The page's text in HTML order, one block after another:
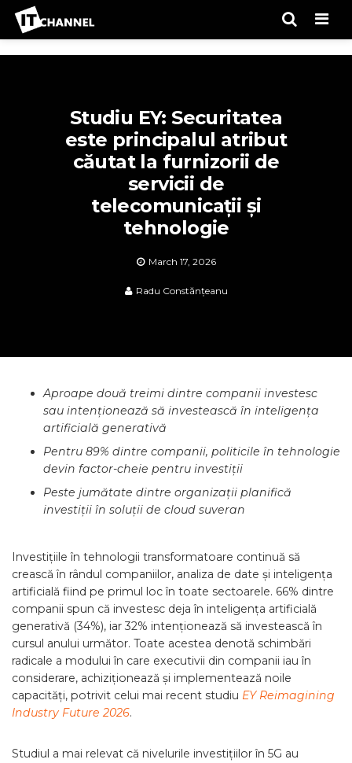
Studiu EY: Securitatea
este principalul atribut
căutat la furnizorii de
servicii de
telecomunicații și
tehnologie
March 17, 2026
Radu Constănțeanu
Aproape două treimi dintre companii investesc
sau intenționează să investească în inteligența
artificială generativă
Pentru 89% dintre companii, politicile în tehnologie
devin factor-cheie pentru investiții
Peste jumătate dintre organizații planifică
investiții în soluții de cloud suveran
Investițiile în tehnologii transformatoare continuă să
crească în rândul companiilor, analiza de date și inteligența
artificială fiind pe primul loc în toate sectoarele. 66% dintre
companii spun că investesc deja în inteligența artificială
generativă (34%), iar 32% intenționează să investească în
cursul anului următor. Toate acestea denotă schimbări
radicale a modului în care executivii din companii iau în
considerare, achiziționează și implementează noile
capacități, potrivit celui mai recent studiu EY Reimagining
Industry Future 2026.
Studiul a mai relevat că nivelurile investițiilor în 5G au